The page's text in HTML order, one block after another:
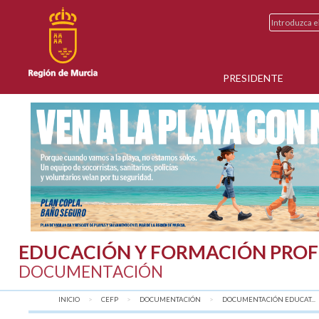
PRESIDENTE
EDUCACIÓN Y FORMACIÓN
DOCUMENTACIÓN
INICIO CEFP DOCUMENTACIÓN DOCUMENTACIÓN EDUCAT...